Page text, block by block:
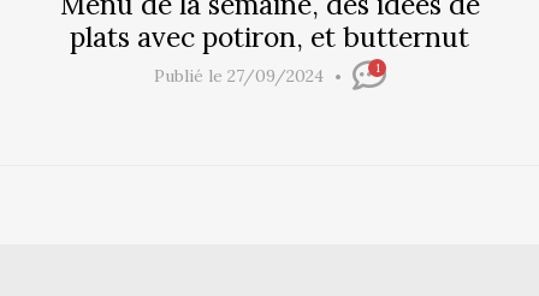
plats avec potiron, et butternut
Publié le 27/09/2024 1